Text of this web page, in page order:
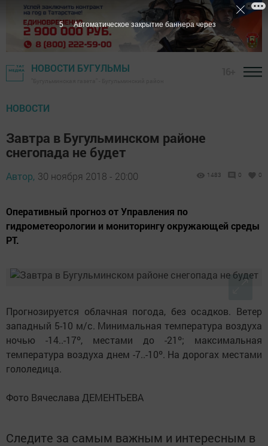
НОВОСТИ БУГУЛЬМЫ
НОВОСТИ
Завтра в Бугульминском районе
снегопада не будет
Автор, 30 ноября 2018 - 20:00 1483 0 0
Оперативный прогноз от Управления по
гидрометеорологии и мониторингу окружающей среды
РТ.
Прогнозируется облачная погода, без осадков. Ветер
западный 5-10 м/с. Минимальная температура воздуха
ночью -14..-17º, местами до -21º; максимальная
температура воздуха днем -7..-10º. На дорогах местами
гололедица.
Фото Вячеслава ДЕМЕНТЬЕВА
Следите за самым важным и интересным в
3 Автоматическое закрытие баннера через